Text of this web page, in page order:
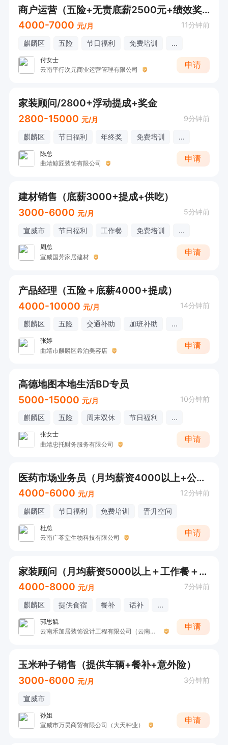
商户运营（五险+无责底薪2500元+绩效奖金 +高额提成）曲靖及兴义
4000-7000 元/月 11分钟前
麒麟区 五险 节日福利 免费培训 ...
付女士
云南平行次元商业运营管理有限公司
申请
家装顾问/2800+浮动提成+奖金
2800-15000 元/月 9分钟前
麒麟区 节日福利 年终奖 免费培训 ...
陈总
曲靖鲸匠装饰有限公司
申请
建材销售（底薪3000+提成+供吃）
3000-6000 元/月 5分钟前
宣威市 节日福利 工作餐 免费培训 ...
周总
宣威国芳家居建材
申请
产品经理（五险＋底薪4000+提成）
4000-10000 元/月 14分钟前
麒麟区 五险 交通补助 加班补助 ...
张婷
曲靖市麒麟区希泊美容店
申请
高德地图本地生活BD专员
5000-15000 元/月 10分钟前
麒麟区 五险 周末双休 节日福利 ...
张女士
曲靖忠托财务服务有限公司
申请
医药市场业务员（月均薪资4000以上+公司福利，曲靖各县份）
4000-6000 元/月 12分钟前
麒麟区 节日福利 免费培训 晋升空间
杜总
云南广苓堂生物科技有限公司
申请
家装顾问（月均薪资5000以上＋工作餐＋年终奖）
4000-8000 元/月 7分钟前
麒麟区 提供食宿 餐补 话补 ...
郭思毓
云南禾加居装饰设计工程有限公司（云南加禾居装饰）
申请
玉米种子销售（提供车辆+餐补+意外险）
3000-6000 元/月 3分钟前
宣威市
孙姐
宣威市万昊商贸有限公司（大天种业）
申请